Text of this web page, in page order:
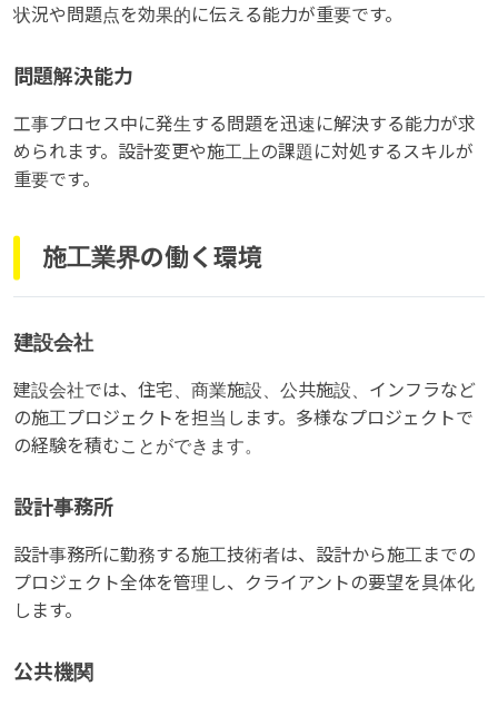
状況や問題点を効果的に伝える能力が重要です。
問題解決能力
工事プロセス中に発生する問題を迅速に解決する能力が求
められます。設計変更や施工上の課題に対処するスキルが
重要です。
施工業界の働く環境
建設会社
建設会社では、住宅、商業施設、公共施設、インフラなど
の施工プロジェクトを担当します。多様なプロジェクトで
の経験を積むことができます。
設計事務所
設計事務所に勤務する施工技術者は、設計から施工までの
プロジェクト全体を管理し、クライアントの要望を具体化
します。
公共機関